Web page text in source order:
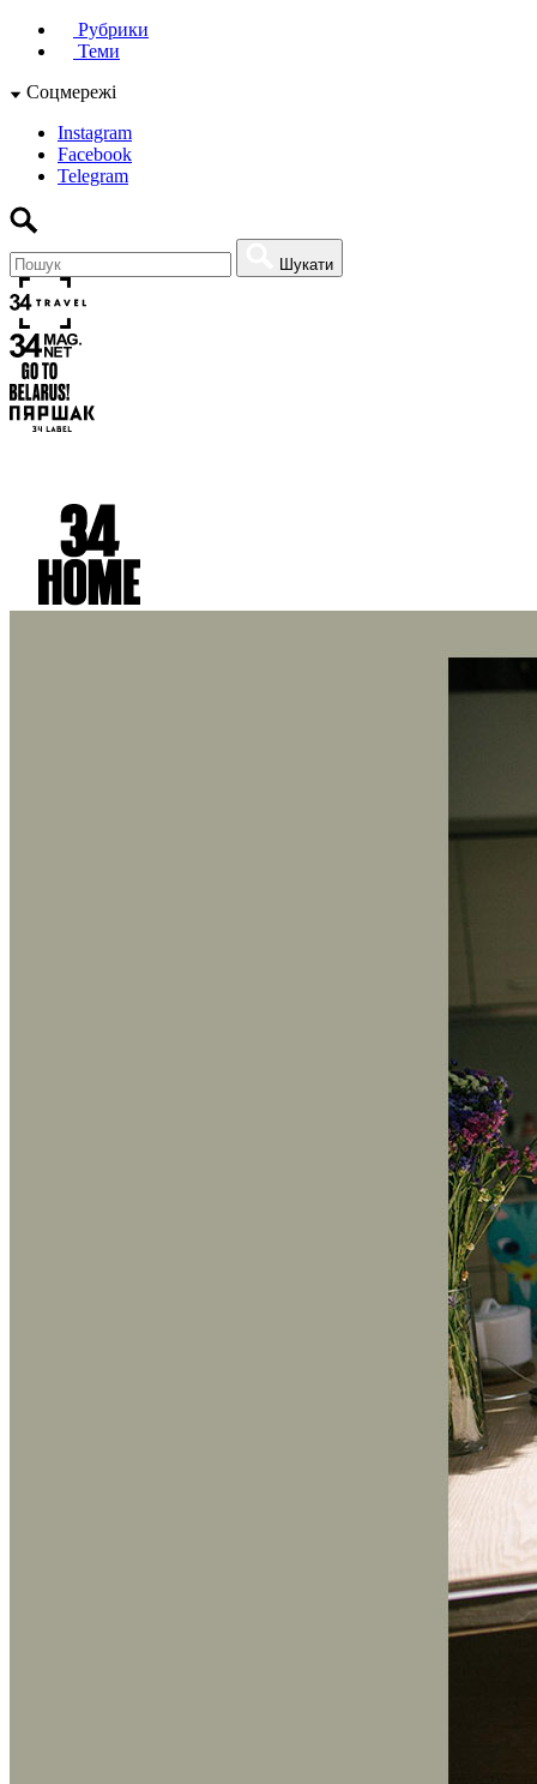
Рубрики
Теми
Соцмережі
Instagram
Facebook
Telegram
Шукати